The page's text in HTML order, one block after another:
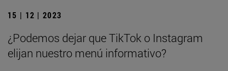
15 | 12 | 2023
¿Podemos dejar que TikTok o Instagram
elijan nuestro menú informativo?